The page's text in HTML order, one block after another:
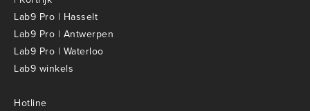
Lab9 Pro | Hasselt
Lab9 Pro | Antwerpen
Lab9 Pro | Waterloo
Lab9 winkels
Hotline